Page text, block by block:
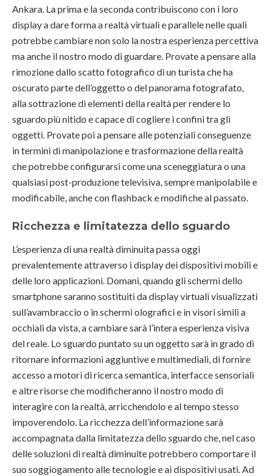
Ankara. La prima e la seconda contribuiscono con i loro
display a dare forma a realtà virtuali e parallele nelle quali
potrebbe cambiare non solo la nostra esperienza percettiva
ma anche il nostro modo di guardare. Provate a pensare alla
rimozione dallo scatto fotografico di un turista che ha
oscurato parte dell’oggetto o del panorama fotografato,
alla sottrazione di elementi della realtà per rendere lo
sguardo più nitido e capace di cogliere i confini tra gli
oggetti. Provate poi a pensare alle potenziali conseguenze
in termini di manipolazione e trasformazione della realtà
che potrebbe configurarsi come una sceneggiatura o una
qualsiasi post-produzione televisiva, sempre manipolabile e
modificabile, anche con flashback e modifiche al passato.
Ricchezza e limitatezza dello sguardo
L’esperienza di una realtà diminuita passa oggi
prevalentemente attraverso i display dei dispositivi mobili e
delle loro applicazioni. Domani, quando gli schermi dello
smartphone saranno sostituiti da display virtuali visualizzati
sull’avambraccio o in schermi olografici e in visori simili a
occhiali da vista, a cambiare sarà l’intera esperienza visiva
del reale. Lo sguardo puntato su un oggetto sarà in grado di
ritornare informazioni aggiuntive e multimediali, di fornire
accesso a motori di ricerca semantica, interfacce sensoriali
e altre risorse che modificheranno il nostro modo di
interagire con la realtà, arricchendolo e al tempo stesso
impoverendolo. La ricchezza dell’informazione sarà
accompagnata dalla limitatezza dello sguardo che, nel caso
delle soluzioni di realtà diminuite potrebbero comportare il
suo soggiogamento alle tecnologie e ai dispositivi usati. Ad